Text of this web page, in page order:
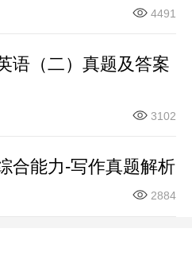
4491
语（二）真题及答案
3102
合能力-写作真题解析
2884